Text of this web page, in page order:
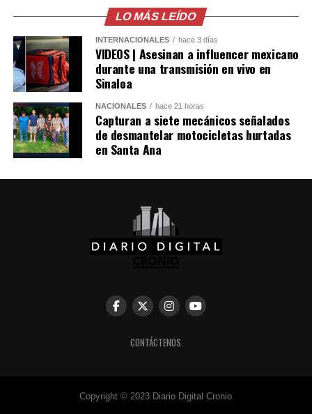
millones de dólares para Pemex al cierre del segundo
trimestre, cifra que representa un incremento del 20 %
en comparación con el mismo período de 2025.
Como antecedente, recordaron que una toma
clandestina en un ducto de Pemex provocó una
explosión en 2019, en el estado de Hidalgo, dejando un
saldo de 137 personas fallecidas.
LO MÁS LEÍDO
INTERNACIONALES hace 3 días
VIDEOS | Asesinan a influencer mexicano
durante una transmisión en vivo en
Sinaloa
NACIONALES hace 21 horas
Capturan a siete mecánicos señalados
de desmantelar motocicletas hurtadas
en Santa Ana
CONTÁCTENOS
Copyright © 2023 Diario Digital Cronio